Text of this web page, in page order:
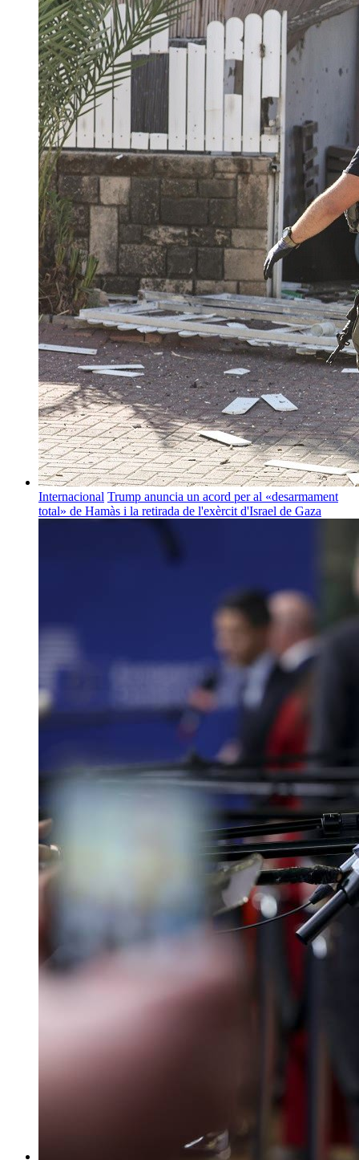
Internacional Trump anuncia un acord per al «desarmament
total» de Hamàs i la retirada de l'exèrcit d'Israel de Gaza